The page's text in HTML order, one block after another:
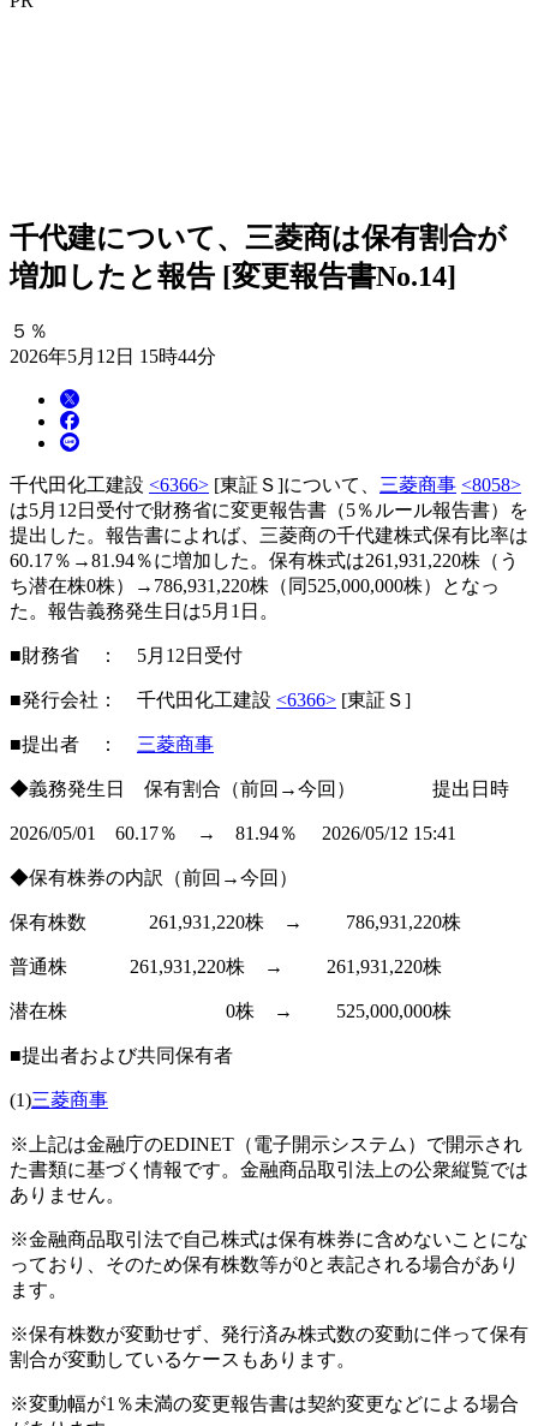
千代建について、三菱商は保有割合が
増加したと報告 [変更報告書No.14]
５％
2026年5月12日 15時44分
千代田化工建設 <6366> [東証Ｓ]について、 三菱商事 <8058>
は5月12日受付で財務省に変更報告書（5％ルール報告書）を
提出した。報告書によれば、三菱商の千代建株式保有比率は
60.17％→81.94％に増加した。保有株式は261,931,220株（う
ち潜在株0株）→786,931,220株（同525,000,000株）となっ
た。報告義務発生日は5月1日。
■財務省 ： 5月12日受付
■発行会社： 千代田化工建設 <6366> [東証Ｓ]
■提出者 ： 三菱商事
◆義務発生日 保有割合（前回→今回） 提出日時
2026/05/01 60.17％ → 81.94％ 2026/05/12 15:41
◆保有株券の内訳（前回→今回）
保有株数 261,931,220株 → 786,931,220株
普通株 261,931,220株 → 261,931,220株
潜在株 0株 → 525,000,000株
■提出者および共同保有者
(1)三菱商事
※上記は金融庁のEDINET（電子開示システム）で開示され
た書類に基づく情報です。金融商品取引法上の公衆縦覧では
ありません。
※金融商品取引法で自己株式は保有株券に含めないことにな
っており、そのため保有株数等が0と表記される場合があり
ます。
※保有株数が変動せず、発行済み株式数の変動に伴って保有
割合が変動しているケースもあります。
※変動幅が1％未満の変更報告書は契約変更などによる場合